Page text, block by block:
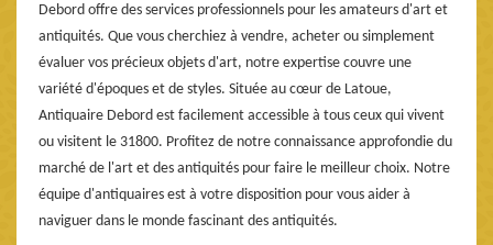
Debord offre des services professionnels pour les amateurs d'art et
antiquités. Que vous cherchiez à vendre, acheter ou simplement
évaluer vos précieux objets d'art, notre expertise couvre une
variété d'époques et de styles. Située au cœur de Latoue,
Antiquaire Debord est facilement accessible à tous ceux qui vivent
ou visitent le 31800. Profitez de notre connaissance approfondie du
marché de l'art et des antiquités pour faire le meilleur choix. Notre
équipe d'antiquaires est à votre disposition pour vous aider à
naviguer dans le monde fascinant des antiquités.